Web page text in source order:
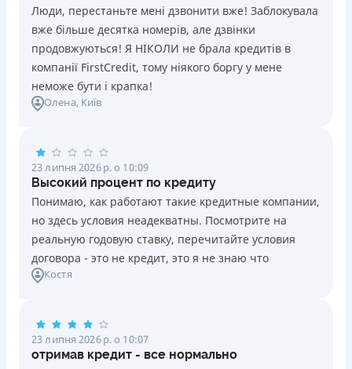
Люди, перестаньте мені дзвонити вже! Заблокувала
вже більше десятка номерів, але дзвінки
продовжуються! Я НІКОЛИ не брала кредитів в
компанії FirstCredit, тому ніякого боргу у мене
неможе бути і крапка!
Олена, Київ
23 липня 2026 р. о 10:09
Высокий процент по кредиту
Понимаю, как работают такие кредитные компании,
но здесь условия неадекватны. Посмотрите на
реальную годовую ставку, перечитайте условия
договора - это не кредит, это я не знаю что
Костя
23 липня 2026 р. о 10:07
отримав кредит - все нормально